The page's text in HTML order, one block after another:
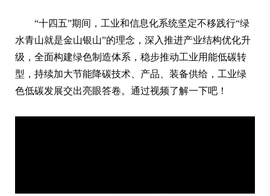
“十四五”期间，工业和信息化系统坚定不移践行“绿
水青山就是金山银山”的理念，深入推进产业结构优化升
级，全面构建绿色制造体系，稳步推动工业用能低碳转
型，持续加大节能降碳技术、产品、装备供给，工业绿
色低碳发展交出亮眼答卷。通过视频了解一下吧！